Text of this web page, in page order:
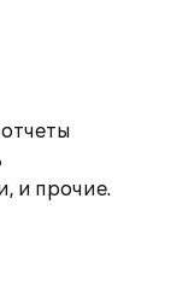
и прочие.